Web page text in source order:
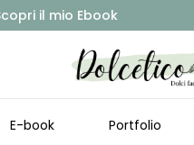
il mio Ebook
E-book Portfolio